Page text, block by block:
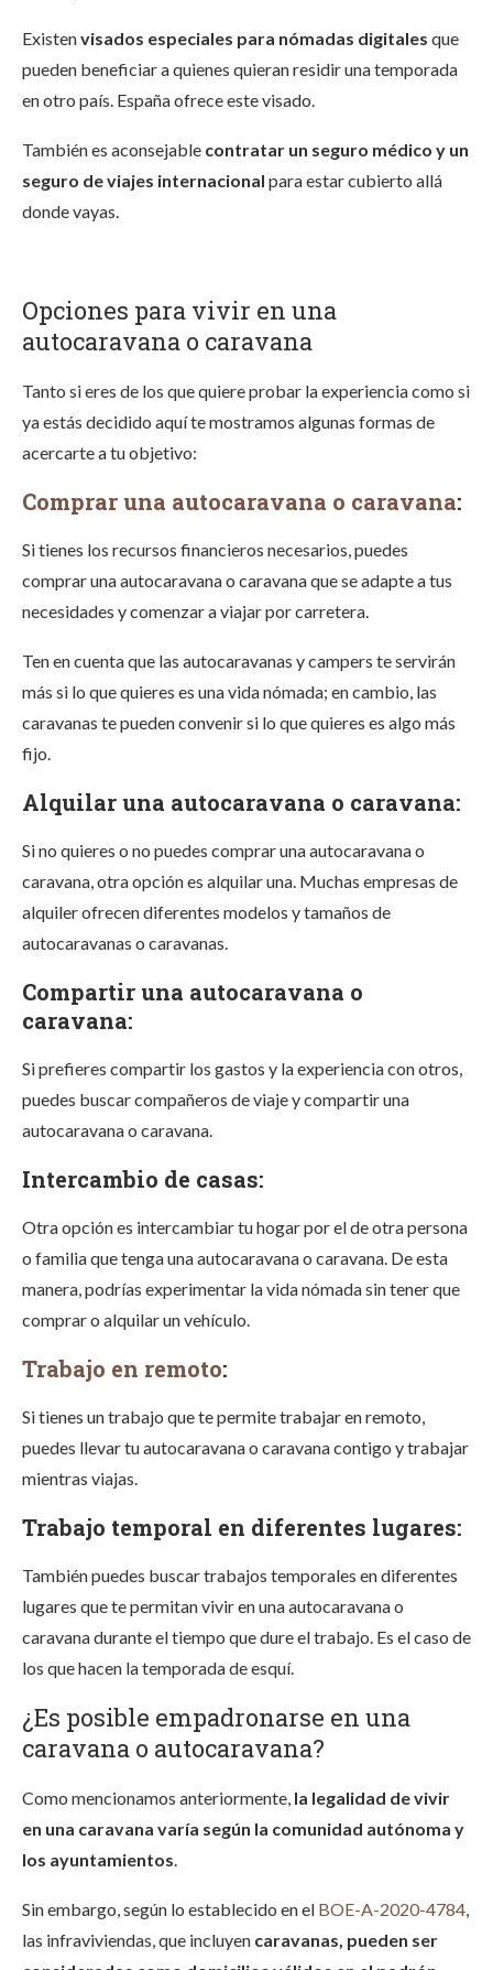
Existenvisados especiales para nómadas digitales que
pueden beneficiar a quienes quieran residir una temporada
en otro país. España ofrece este visado.
También es aconsejable contratar un seguro médico y un
seguro de viajes internacional para estar cubierto allá
donde vayas.
Opciones para vivir en una
autocaravana o caravana
Tanto si eres de los que quiere probar la experiencia como si
ya estás decidido aquí te mostramos algunas formas de
acercarte a tu objetivo:
Comprar una autocaravana o caravana:
Si tienes los recursos financieros necesarios, puedes
comprar una autocaravana o caravana que se adapte a tus
necesidades y comenzar a viajar por carretera.
Ten en cuenta que las autocaravanas y campers te servirán
más si lo que quieres es una vida nómada; en cambio, las
caravanas te pueden convenir si lo que quieres es algo más
fijo.
Alquilar una autocaravana o caravana:
Si no quieres o no puedes comprar una autocaravana o
caravana, otra opción es alquilar una. Muchas empresas de
alquiler ofrecen diferentes modelos y tamaños de
autocaravanas o caravanas.
Compartir una autocaravana o
caravana:
Si prefieres compartir los gastos y la experiencia con otros,
puedes buscar compañeros de viaje y compartir una
autocaravana o caravana.
Intercambio de casas:
Otra opción es intercambiar tu hogar por el de otra persona
o familia que tenga una autocaravana o caravana. De esta
manera, podrías experimentar la vida nómada sin tener que
comprar o alquilar un vehículo.
Trabajo en remoto:
Si tienes un trabajo que te permite trabajar en remoto,
puedes llevar tu autocaravana o caravana contigo y trabajar
mientras viajas.
Trabajo temporal en diferentes lugares:
También puedes buscar trabajos temporales en diferentes
lugares que te permitan vivir en una autocaravana o
caravana durante el tiempo que dure el trabajo. Es el caso de
los que hacen la temporada de esquí.
¿Es posible empadronarse en una
caravana o autocaravana?
Como mencionamos anteriormente, la legalidad de vivir
en una caravana varía según la comunidad autónoma y
los ayuntamientos
Sin embargo, según lo establecido en el BOE-A-2020-4784
las infraviviendas, que incluyen caravanas, pueden ser